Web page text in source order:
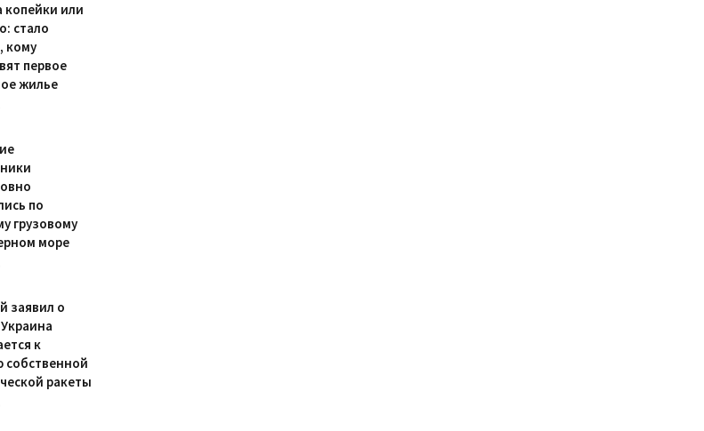
копейки или
стало
кому
первое
жилье
по
грузовому
море
заявил о
к
собственной
ракеты